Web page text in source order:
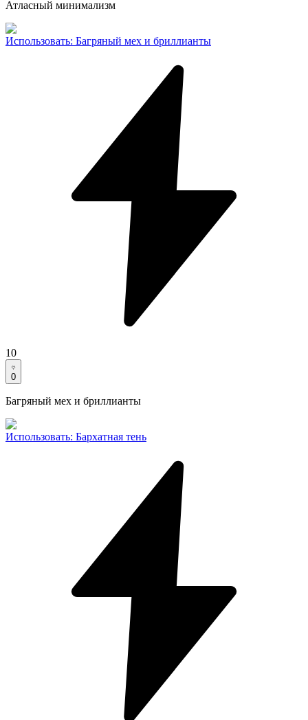
Атласный минимализм
Использовать: Багряный мех и бриллианты
10
0
Багряный мех и бриллианты
Использовать: Бархатная тень